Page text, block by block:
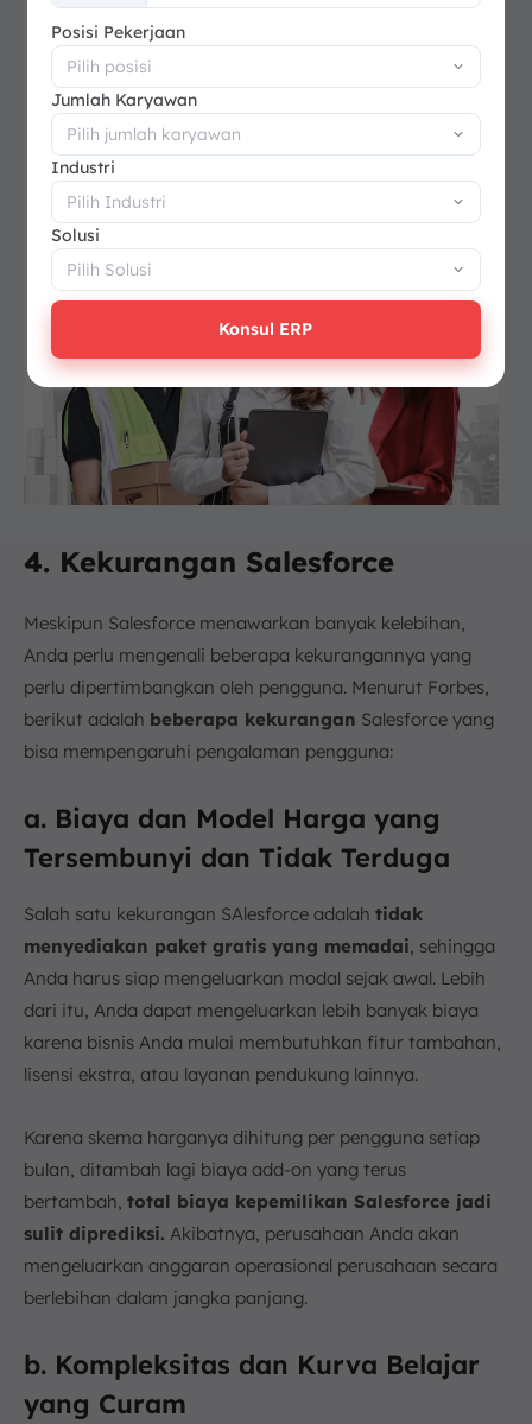
4. Kekurangan Salesforce
Meskipun Salesforce menawarkan banyak kelebihan,
Anda perlu mengenali beberapa kekurangannya yang
perlu dipertimbangkan oleh pengguna. Menurut Forbes,
berikut adalah beberapa kekurangan Salesforce yang
bisa mempengaruhi pengalaman pengguna:
a. Biaya dan Model Harga yang
Tersembunyi dan Tidak Terduga
Salah satu kekurangan SAlesforce adalah tidak
menyediakan paket gratis yang memadai , sehingga
Anda harus siap mengeluarkan modal sejak awal. Lebih
dari itu, Anda dapat mengeluarkan lebih banyak biaya
karena bisnis Anda mulai membutuhkan fitur tambahan,
lisensi ekstra, atau layanan pendukung lainnya.
Karena skema harganya dihitung per pengguna setiap
bulan, ditambah lagi biaya add-on yang terus
bertambah, total biaya kepemilikan Salesforce jadi
sulit diprediksi. Akibatnya, perusahaan Anda akan
mengeluarkan anggaran operasional perusahaan secara
berlebihan dalam jangka panjang.
b. Kompleksitas dan Kurva Belajar
yang Curam
+62
Posisi Pekerjaan
Jumlah Karyawan
Industri
Solusi
Konsul ERP